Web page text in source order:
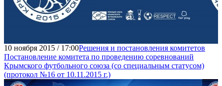
10 ноября 2015 / 17:00Решения и постановления комитетов
Постановление комитета по проведению соревнований
Крымского футбольного союза (со специальным статусом)
(протокол №16 от 10.11.2015 г.)